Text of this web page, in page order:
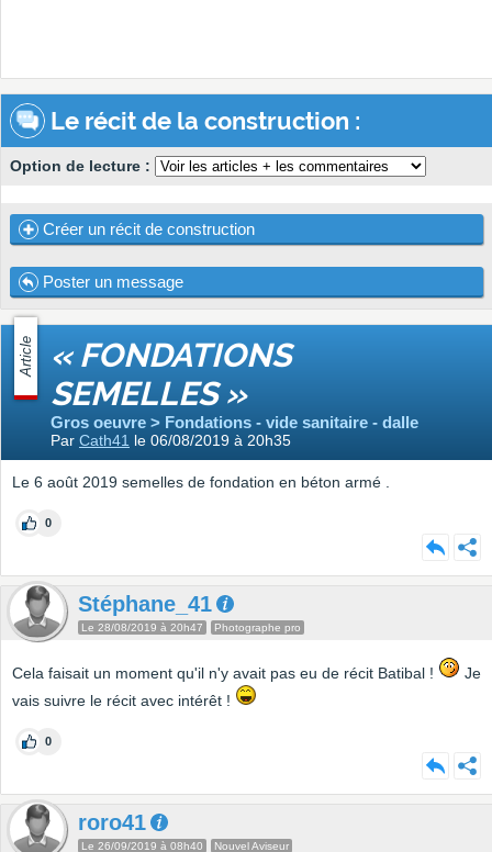
Le récit de la construction :
Option de lecture :
Créer un récit de construction
Poster un message
Article « FONDATIONS
SEMELLES »
Gros oeuvre > Fondations - vide sanitaire - dalle
Par Cath41 le 06/08/2019 à 20h35
Le 6 août 2019 semelles de fondation en béton armé .
0
Stéphane_41
Le 28/08/2019 à 20h47 Photographe pro
Cela faisait un moment qu'il n'y avait pas eu de récit Batibal !
Je
vais suivre le récit avec intérêt !
0
roro41
Le 26/09/2019 à 08h40 Nouvel Aviseur